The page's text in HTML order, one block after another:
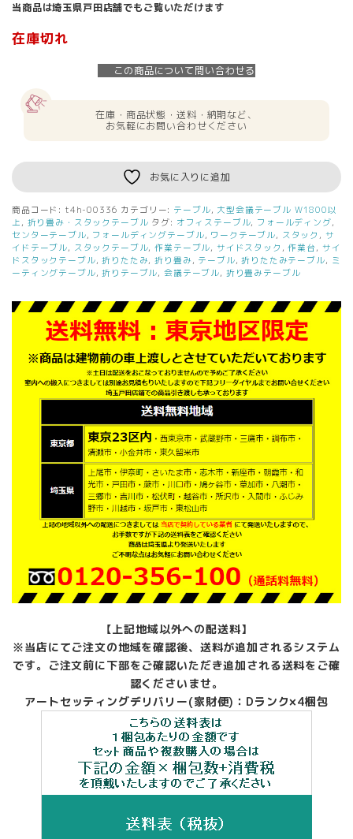
当商品は埼玉県戸田店舗でもご覧いただけます
在庫切れ
この商品について問い合わせる
在庫・商品状態・送料・納期など、
お気軽にお問い合わせください
お気に入りに追加
商品コード: t4h-00336 カテゴリー: テーブル, 大型会議テーブル W1800以
上 , 折り畳み・スタックテーブル タグ: オフィステーブル, フォールディング,
センターテーブル, フォールディングテーブル, ワークテーブル, スタック , サ
イドテーブル, スタックテーブル,作業テーブル, サイドスタック ,作業台, サイ
ドスタックテーブル,折りたたみ,折り畳み, テーブル,折りたたみテーブル, ミ
ーティングテーブル,折りテーブル, 会議テーブル, 折り畳みテーブル
【上記地域以外への配送料】
※当店にてご注文の地域を確認後、送料が追加されるシステム
です。ご注文前に下部をご確認いただき追加される送料をご確
認くださいませ。
アートセッティングデリバリー(家財便)：Dランク×4梱包